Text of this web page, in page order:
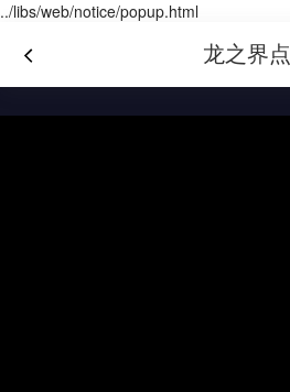
../libs/web/notice/popup.html
龙之界点